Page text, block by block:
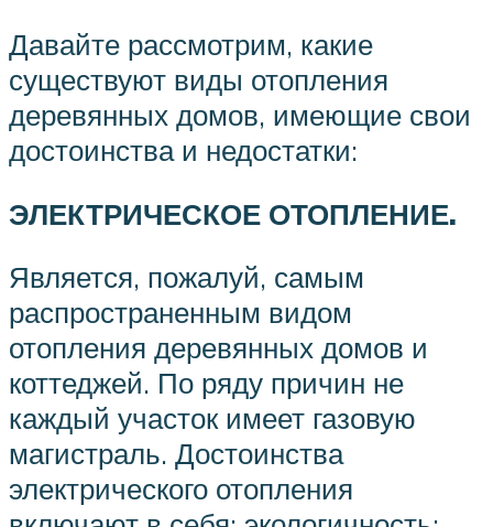
Давайте рассмотрим, какие
существуют виды отопления
деревянных домов, имеющие свои
достоинства и недостатки:
ЭЛЕКТРИЧЕСКОЕ ОТОПЛЕНИЕ.
Является, пожалуй, самым
распространенным видом
отопления деревянных домов и
коттеджей. По ряду причин не
каждый участок имеет газовую
магистраль. Достоинства
электрического отопления